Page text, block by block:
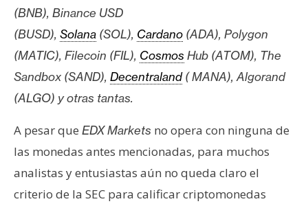
(BNB), Binance USD
(BUSD), Solana (SOL), Cardano (ADA), Polygon
(MATIC), Filecoin (FIL), Cosmos Hub (ATOM), The
Sandbox (SAND), Decentraland( MANA), Algorand
(ALGO) y otras tantas.
A pesar que EDX Markets no opera con ninguna de
las monedas antes mencionadas, para muchos
analistas y entusiastas aún no queda claro el
criterio de la SEC para calificar criptomonedas